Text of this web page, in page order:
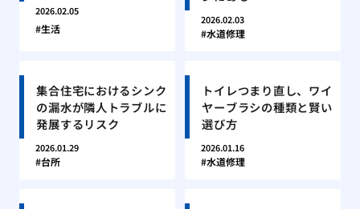
2026.02.05
生活
2026.02.03
水道修理
集合住宅におけるシンク
の漏水が隣人トラブルに
発展するリスク
2026.01.29
台所
トイレつまり直し、ワイ
ヤーブラシの種類と賢い
選び方
2026.01.16
水道修理